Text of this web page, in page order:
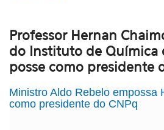
Professor Hernan
do Instituto de Química
posse como presidente
Ministro Aldo Rebelo empossa
como presidente do CNPq